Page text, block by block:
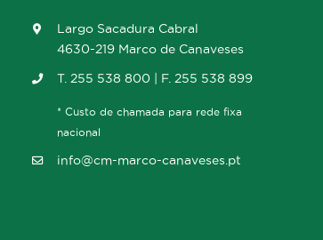
Largo Sacadura Cabral
4630-219 Marco de Canaveses
T. 255 538 800 | F. 255 538 899
* Custo de chamada para rede fixa
nacional
info@cm-marco-canaveses.pt